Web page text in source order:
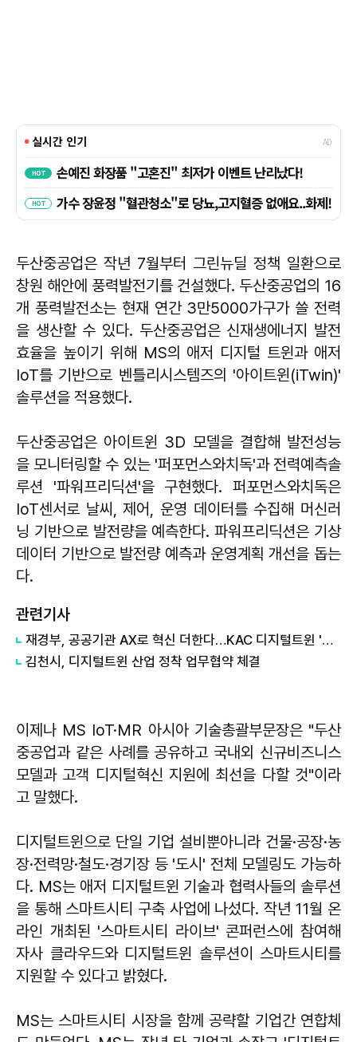
두산중공업은 작년 7월부터 그린뉴딜 정책 일환으로
창원 해안에 풍력발전기를 건설했다. 두산중공업의 16
개 풍력발전소는 현재 연간 3만5000가구가 쓸 전력
을 생산할 수 있다. 두산중공업은 신재생에너지 발전
효율을 높이기 위해 MS의 애저 디지털 트윈과 애저
IoT를 기반으로 벤틀리시스템즈의 '아이트윈(iTwin)'
솔루션을 적용했다.
두산중공업은 아이트윈 3D 모델을 결합해 발전성능
을 모니터링할 수 있는 '퍼포먼스와치독'과 전력예측솔
루션 '파워프리딕션'을 구현했다. 퍼포먼스와치독은
IoT센서로 날씨, 제어, 운영 데이터를 수집해 머신러
닝 기반으로 발전량을 예측한다. 파워프리딕션은 기상
데이터 기반으로 발전량 예측과 운영계획 개선을 돕는
다.
관련기사
재경부, 공공기관 AX로 혁신 더한다…KAC 디지털트윈 '눈길'
김천시, 디지털트윈 산업 정착 업무협약 체결
이제나 MS IoT·MR 아시아 기술총괄부문장은 "두산
중공업과 같은 사례를 공유하고 국내외 신규비즈니스
모델과 고객 디지털혁신 지원에 최선을 다할 것"이라
고 말했다.
디지털트윈으로 단일 기업 설비뿐아니라 건물·공장·농
장·전력망·철도·경기장 등 '도시' 전체 모델링도 가능하
다. MS는 애저 디지털트윈 기술과 협력사들의 솔루션
을 통해 스마트시티 구축 사업에 나섰다. 작년 11월 온
라인 개최된 '스마트시티 라이브' 콘퍼런스에 참여해
자사 클라우드와 디지털트윈 솔루션이 스마트시티를
지원할 수 있다고 밝혔다.
MS는 스마트시티 시장을 함께 공략할 기업간 연합체